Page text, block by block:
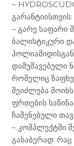
–
გარანტიისთვის:
– გარე საფარი
ბალისტიკური
დამუშავებული
რომელიც
შეიძლება
ფრთების
ჩაშენებული
– კომპლექტში
გასაბერად: